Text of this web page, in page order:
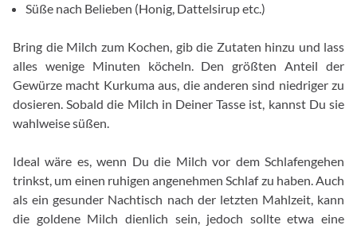
Süße nach Belieben (Honig, Dattelsirup etc.)
Bring die Milch zum Kochen, gib die Zutaten hinzu und lass
alles wenige Minuten köcheln. Den größten Anteil der
Gewürze macht Kurkuma aus, die anderen sind niedriger zu
dosieren. Sobald die Milch in Deiner Tasse ist, kannst Du sie
wahlweise süßen.
Ideal wäre es, wenn Du die Milch vor dem Schlafengehen
trinkst, um einen ruhigen angenehmen Schlaf zu haben. Auch
als ein gesunder Nachtisch nach der letzten Mahlzeit, kann
die goldene Milch dienlich sein, jedoch sollte etwa eine